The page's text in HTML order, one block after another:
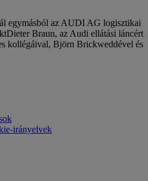
egymásból az AUDI AG logisztikai
Braun, az Audi ellátási láncért
kollégáival, Björn Brickweddével és
irányelvek